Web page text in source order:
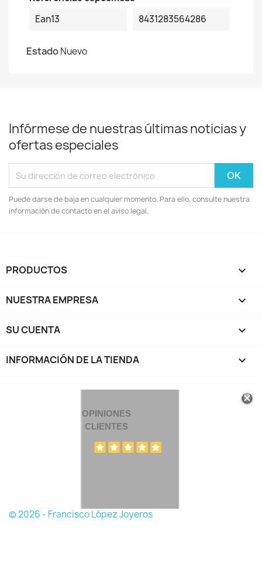
Ean13
8431283564286
EstadoNuevo
Infórmese de nuestras últimas noticias y
ofertas especiales
Puede darse de baja en cualquier momento. Para ello, consulte nuestra
información de contacto en el aviso legal.
PRODUCTOS 
NUESTRA EMPRESA 
SU CUENTA 
INFORMACIÓN DE LA TIENDA keyboard_arrow_down
OPINIONES
CLIENTES
© 2026 - Francisco López Joyeros